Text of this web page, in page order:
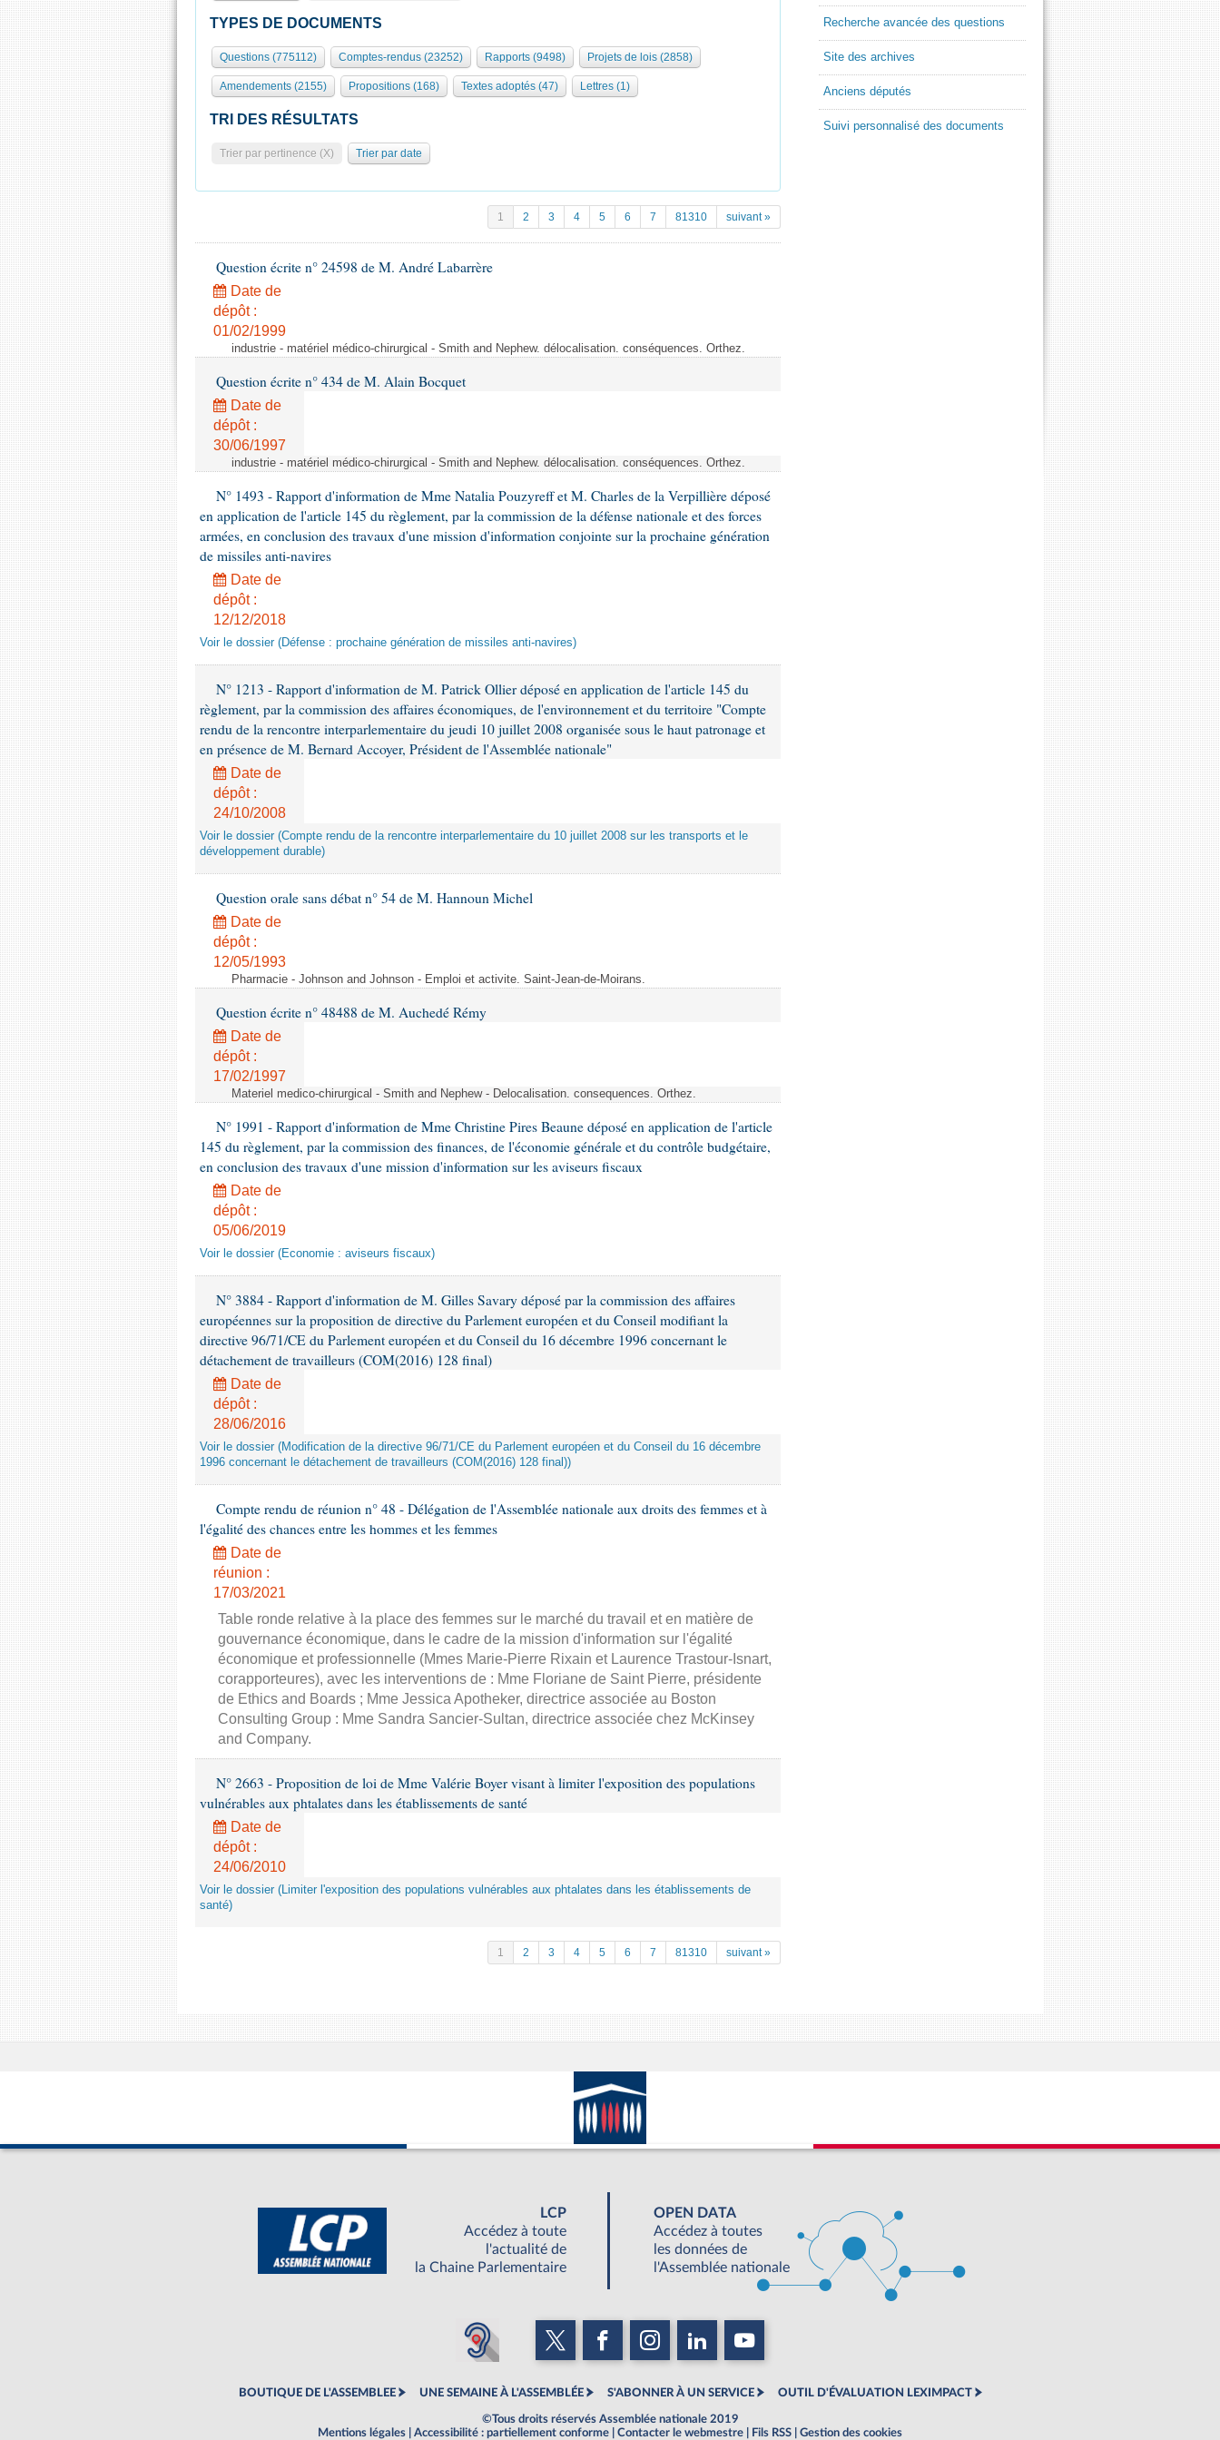
TYPES DE DOCUMENTS
Questions (775112) Comptes-rendus (23252) Rapports (9498) Projets de lois (2858)
Amendements (2155) Propositions (168) Textes adoptés (47) Lettres (1)
TRI DES RÉSULTATS
Trier par pertinence (X) Trier par date
1 2 3 4 5 6 7 81310 suivant »
Question écrite n° 24598 de M. André Labarrère
Date de
dépôt :
01/02/1999
industrie - matériel médico-chirurgical - Smith and Nephew. délocalisation. conséquences. Orthez.
Question écrite n° 434 de M. Alain Bocquet
Date de
dépôt :
30/06/1997
industrie - matériel médico-chirurgical - Smith and Nephew. délocalisation. conséquences. Orthez.
N° 1493 - Rapport d'information de Mme Natalia Pouzyreff et M. Charles de la Verpillière déposé
en application de l'article 145 du règlement, par la commission de la défense nationale et des forces
armées, en conclusion des travaux d'une mission d'information conjointe sur la prochaine génération
de missiles anti-navires
Date de
dépôt :
12/12/2018
Voir le dossier (Défense : prochaine génération de missiles anti-navires)
N° 1213 - Rapport d'information de M. Patrick Ollier déposé en application de l'article 145 du
règlement, par la commission des affaires économiques, de l'environnement et du territoire "Compte
rendu de la rencontre interparlementaire du jeudi 10 juillet 2008 organisée sous le haut patronage et
en présence de M. Bernard Accoyer, Président de l'Assemblée nationale"
Date de
dépôt :
24/10/2008
Voir le dossier (Compte rendu de la rencontre interparlementaire du 10 juillet 2008 sur les transports et le
développement durable)
Question orale sans débat n° 54 de M. Hannoun Michel
Date de
dépôt :
12/05/1993
Pharmacie - Johnson and Johnson - Emploi et activite. Saint-Jean-de-Moirans.
Question écrite n° 48488 de M. Auchedé Rémy
Date de
dépôt :
17/02/1997
Materiel medico-chirurgical - Smith and Nephew - Delocalisation. consequences. Orthez.
N° 1991 - Rapport d'information de Mme Christine Pires Beaune déposé en application de l'article
145 du règlement, par la commission des finances, de l'économie générale et du contrôle budgétaire,
en conclusion des travaux d'une mission d'information sur les aviseurs fiscaux
Date de
dépôt :
05/06/2019
Voir le dossier (Economie : aviseurs fiscaux)
N° 3884 - Rapport d'information de M. Gilles Savary déposé par la commission des affaires
européennes sur la proposition de directive du Parlement européen et du Conseil modifiant la
directive 96/71/CE du Parlement européen et du Conseil du 16 décembre 1996 concernant le
détachement de travailleurs (COM(2016) 128 final)
Date de
dépôt :
28/06/2016
Voir le dossier (Modification de la directive 96/71/CE du Parlement européen et du Conseil du 16 décembre
1996 concernant le détachement de travailleurs (COM(2016) 128 final))
Compte rendu de réunion n° 48 - Délégation de l'Assemblée nationale aux droits des femmes et à
l'égalité des chances entre les hommes et les femmes
Date de
réunion :
17/03/2021
Table ronde relative à la place des femmes sur le marché du travail et en matière de
gouvernance économique, dans le cadre de la mission d'information sur l'égalité
économique et professionnelle (Mmes Marie-Pierre Rixain et Laurence Trastour-Isnart,
corapporteures), avec les interventions de : Mme Floriane de Saint Pierre, présidente
de Ethics and Boards ; Mme Jessica Apotheker, directrice associée au Boston
Consulting Group : Mme Sandra Sancier-Sultan, directrice associée chez McKinsey
and Company.
N° 2663 - Proposition de loi de Mme Valérie Boyer visant à limiter l'exposition des populations
vulnérables aux phtalates dans les établissements de santé
Date de
dépôt :
24/06/2010
Voir le dossier (Limiter l'exposition des populations vulnérables aux phtalates dans les établissements de
santé)
1 2 3 4 5 6 7 81310 suivant »
Recherche avancée des questions
Site des archives
Anciens députés
Suivi personnalisé des documents
LCP
Accédez à toute
l'actualité de
la Chaine Parlementaire
OPEN DATA
Accédez à toutes
les données de
l'Assemblée nationale
BOUTIQUE DE L'ASSEMBLEE UNE SEMAINE À L'ASSEMBLÉE S'ABONNER À UN SERVICE OUTIL D'ÉVALUATION LEXIMPACT
©Tous droits réservés Assemblée nationale 2019
Mentions légales
Accessibilité : partiellement conforme Contacter le webmestre Fils RSS Gestion des cookies